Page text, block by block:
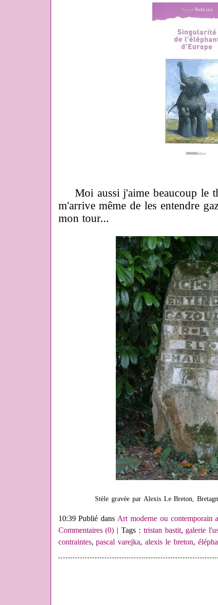
Moi aussi j'aime beaucoup le
m'arrive même de les entendre
mon tour...
Stèle gravée par Alexis Le Breton,
10:39 Publié dansArt moderne ou contemporain
Commentaires (0) | Tags : tristan bastit, galerie
contraintes,pascal varejka,alexis le breton,